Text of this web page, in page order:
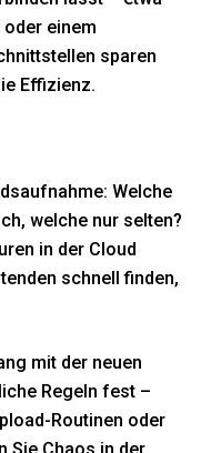
oder einem
sparen
Effizienz.
Welche
welche nur selten?
in der Cloud
schnell finden,
mit der neuen
Regeln fest –
Routinen oder